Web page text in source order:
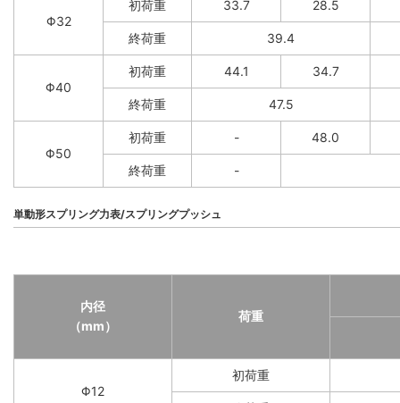
Φ32
初荷重 33.7 28.5
終荷重 39.4
Φ40
初荷重 44.1 34.7
終荷重 47.5
Φ50
初荷重 - 48.0
終荷重 -
単動形スプリング力表/スプリングプッシュ
内径
（mm）
荷重
Φ12
初荷重